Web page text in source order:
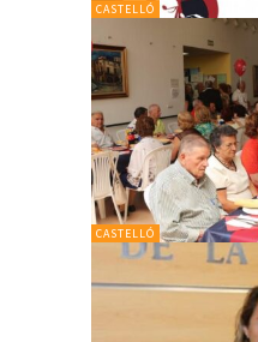
CASTELLÓ
CASTELLÓ